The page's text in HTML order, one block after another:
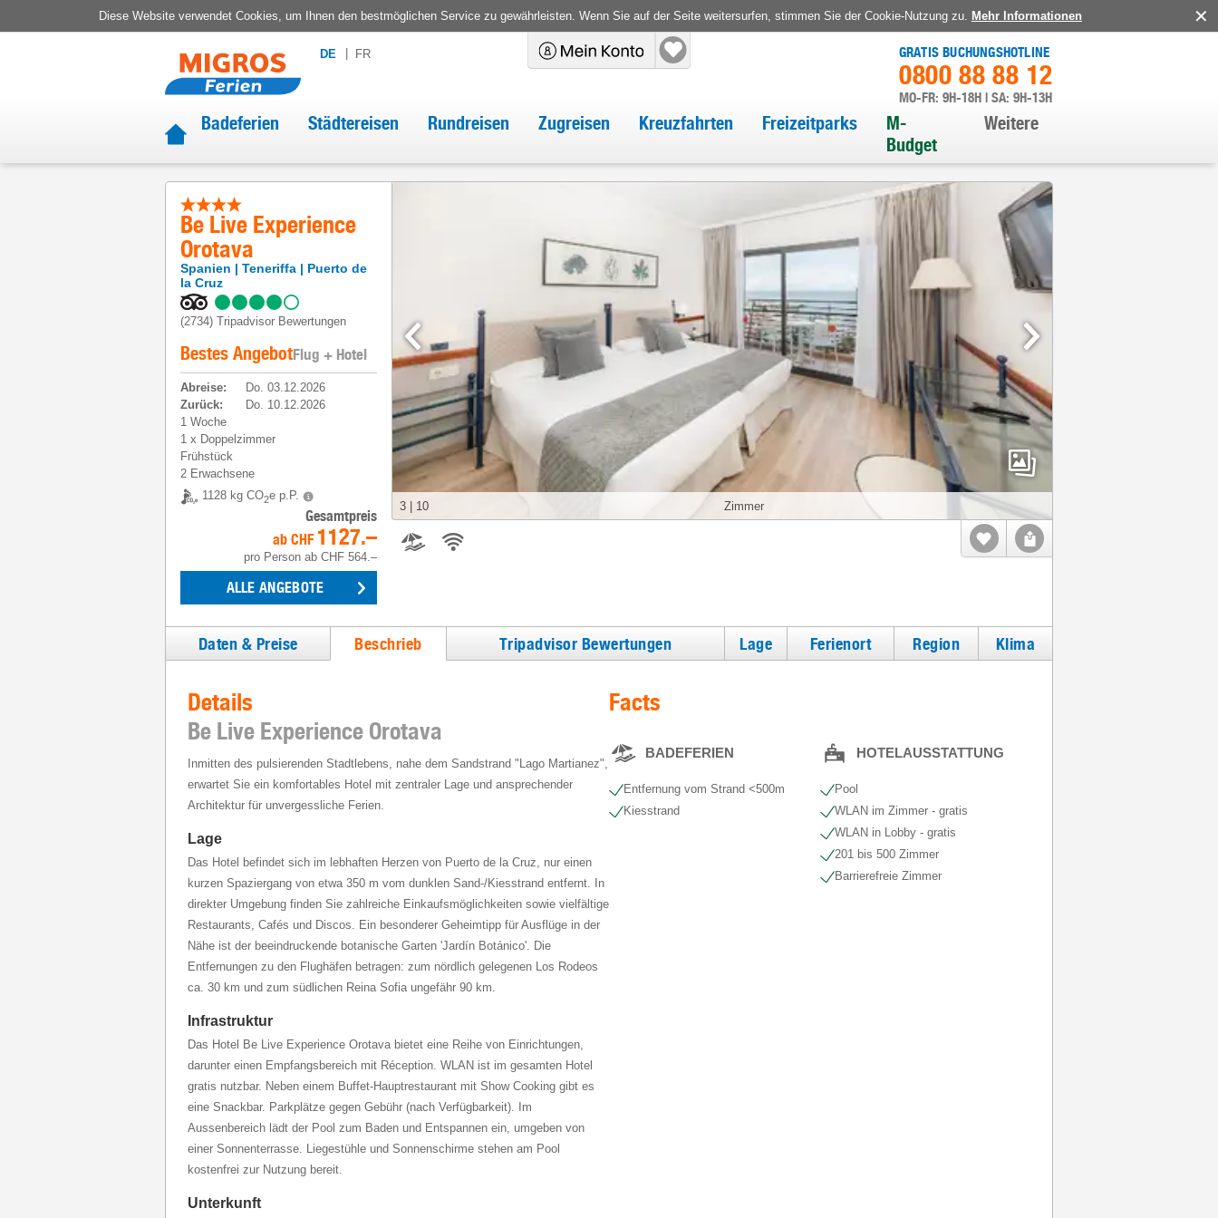
Diese Website verwendet Cookies, um Ihnen den bestmöglichen Service zu gewährleisten. Wenn Sie auf der Seite weitersurfen, stimmen Sie der Cookie-Nutzung zu. Mehr Informationen
DE FR GRATIS BUCHUNGSHOTLINE
0800 88 88 12
MO-FR: 9H-18H | SA: 9H-13H
Badeferien Städtereisen Rundreisen Zugreisen Kreuzfahrten Freizeitparks
M-
Budget
Weitere
Be Live Experience
Orotava
Spanien Teneriffa
Puerto de
la Cruz
(2734) Tripadvisor Bewertungen
Bestes AngebotFlug + Hotel
Abreise:
Do. 03.12.2026
Zurück:
Do. 10.12.2026
1 Woche
1 x Doppelzimmer
Frühstück
2 Erwachsene
1128 kg CO2e p.P.
Gesamtpreis
ab CHF 1127.–
pro Person ab CHF 564.–
ALLE ANGEBOTE
Zimmer
3 10
Daten & Preise Beschrieb Tripadvisor Bewertungen Lage Ferienort Region Klima
Details
Be Live Experience Orotava
Inmitten des pulsierenden Stadtlebens, nahe dem Sandstrand "Lago Martianez",
erwartet Sie ein komfortables Hotel mit zentraler Lage und ansprechender
Architektur für unvergessliche Ferien.
Lage
Das Hotel befindet sich im lebhaften Herzen von Puerto de la Cruz, nur einen
kurzen Spaziergang von etwa 350 m vom dunklen Sand-/Kiesstrand entfernt. In
direkter Umgebung finden Sie zahlreiche Einkaufsmöglichkeiten sowie vielfältige
Restaurants, Cafés und Discos. Ein besonderer Geheimtipp für Ausflüge in der
Nähe ist der beeindruckende botanische Garten 'Jardín Botánico'. Die
Entfernungen zu den Flughäfen betragen: zum nördlich gelegenen Los Rodeos
ca. 30 km und zum südlichen Reina Sofia ungefähr 90 km.
Infrastruktur
Das Hotel Be Live Experience Orotava bietet eine Reihe von Einrichtungen,
darunter einen Empfangsbereich mit Réception. WLAN ist im gesamten Hotel
gratis nutzbar. Neben einem Buffet-Hauptrestaurant mit Show Cooking gibt es
eine Snackbar. Parkplätze gegen Gebühr (nach Verfügbarkeit). Im
Aussenbereich lädt der Pool zum Baden und Entspannen ein, umgeben von
einer Sonnenterrasse. Liegestühle und Sonnenschirme stehen am Pool
kostenfrei zur Nutzung bereit.
Unterkunft
Facts
BADEFERIEN
Entfernung vom Strand <500m
Kiesstrand
HOTELAUSSTATTUNG
Pool
WLAN im Zimmer - gratis
WLAN in Lobby - gratis
201 bis 500 Zimmer
Barrierefreie Zimmer